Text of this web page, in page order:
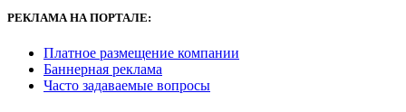
РЕКЛАМА НА ПОРТАЛЕ:
Платное размещение компании
Баннерная реклама
Часто задаваемые вопросы